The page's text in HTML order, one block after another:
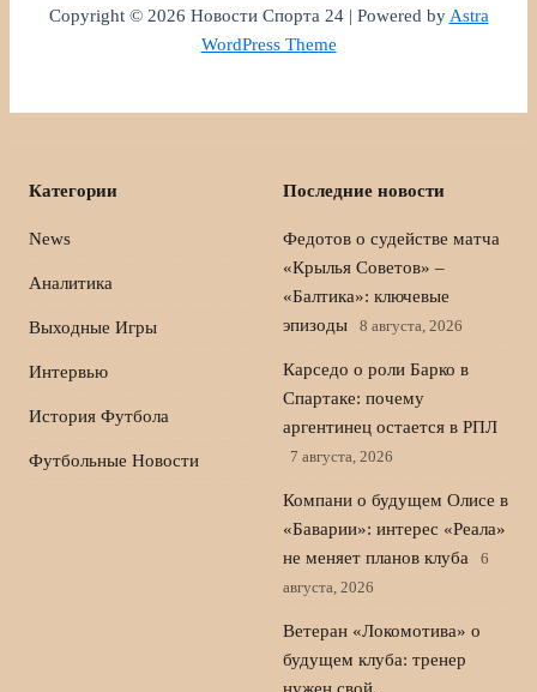
Copyright © 2026 Новости Спорта 24 | Powered byAstra
WordPress Theme
Категории
News
Аналитика
Выходные Игры
Интервью
История Футбола
Футбольные Новости
Последние новости
Федотов о судействе матча
«Крылья Советов» –
«Балтика»: ключевые
эпизоды
8 августа, 2026
Карседо о роли Барко в
Спартаке: почему
аргентинец остается в РПЛ
7 августа, 2026
Компани о будущем Олисе в
«Баварии»: интерес «Реала»
не меняет планов клуба
6
августа, 2026
Ветеран «Локомотива» о
будущем клуба: тренер